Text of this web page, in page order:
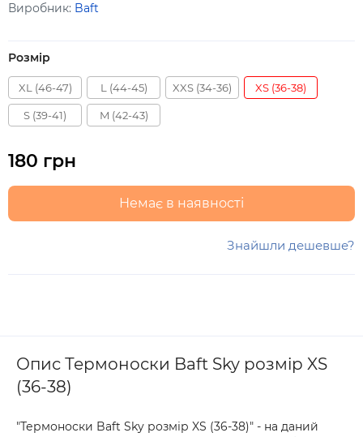
Виробник: Baft
Розмір
XL (46-47) L (44-45) XXS (34-36) XS (36-38)
S (39-41) M (42-43)
180 грн
Немає в наявності
Знайшли дешевше?
Опис Термоноски Baft Sky розмір XS
(36-38)
"Термоноски Baft Sky розмір XS (36-38)" - на даний